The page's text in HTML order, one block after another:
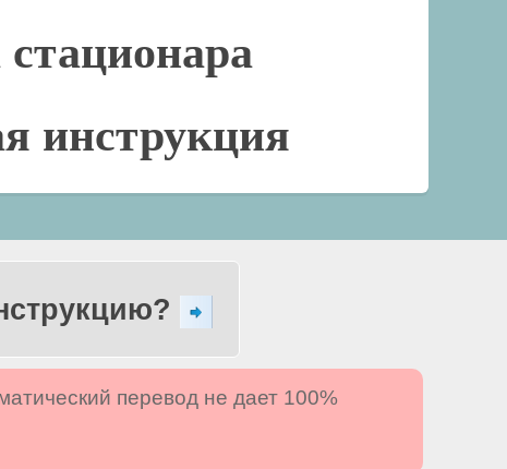
инструкция
перевод не дает 100%